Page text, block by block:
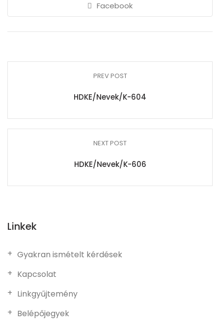
Facebook
PREV POST
HDKE/Nevek/K-604
NEXT POST
HDKE/Nevek/K-606
Linkek
Gyakran ismételt kérdések
Kapcsolat
Linkgyűjtemény
Belépőjegyek